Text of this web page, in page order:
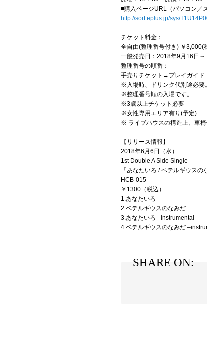
■購入ページURL（パソコン／
http://sort.eplus.jp/sys/
チケット料金：
全自由(整理番号付き) ￥3,000(
一般発売日：2018年9月16日～
整理番号の順番：
手売りチケット→プレイガイド
※入場時、ドリンク代別途必要。
※整理番号順の入場です。
※3歳以上チケット必要
※女性専用エリア有り(予定)
※ ライブハウスの構造上、車椅
【リリース情報】
2018年6月6日（水）
1st Double A Side Single
「あなたいろ / ベテルギウスの
HCB-015
￥1300（税込）
1.あなたいろ
2.ベテルギウスのなみだ
3.あなたいろ –instrumental-
4.ベテルギウスのなみだ
SHARE ON: